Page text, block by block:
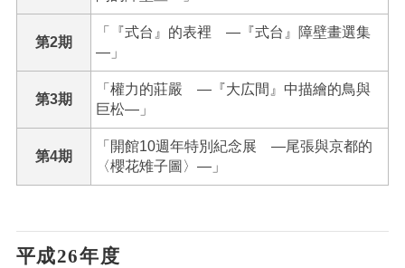
第2期
「『式台』的表裡 ―『式台』障壁畫選集
―」
第3期
「權力的莊嚴 ―『大広間』中描繪的鳥與
巨松―」
第4期
「開館10週年特別紀念展 ―尾張與京都的
〈櫻花雉子圖〉―」
平成26年度